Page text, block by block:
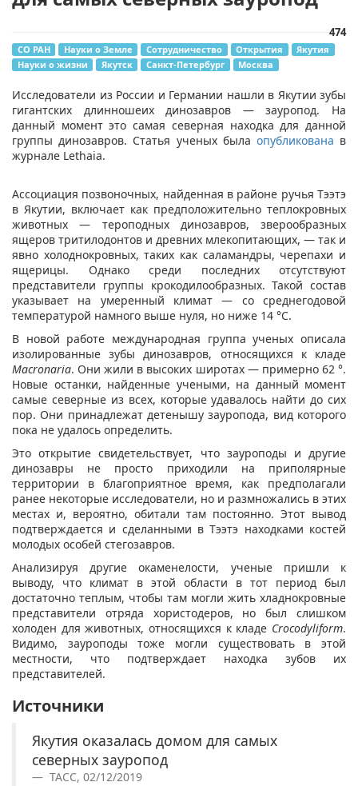
474
СО РАН Науки о Земле Сотрудничество Открытия
Якутия
Науки о жизни
Якутск Санкт-Петербург Москва
​Исследователи из России и Германии нашли в Якутии зубы
гигантских длинношеих динозавров — зауропод. На
данный момент это самая северная находка для данной
группы динозавров. Статья ученых была опубликована в
журнале Lethaia.
Ассоциация позвоночных, найденная в районе ручья Тээтэ
в Якутии, включает как предположительно теплокровных
животных — тероподных динозавров, зверообразных
ящеров тритилодонтов и древних млекопитающих, — так и
явно холоднокровных, таких как саламандры, черепахи и
ящерицы. Однако среди последних отсутствуют
представители группы крокодилообразных. Такой состав
указывает на умеренный климат — со среднегодовой
температурой намного выше нуля, но ниже 14 °C.
В новой работе международная группа ученых описала
изолированные зубы динозавров, относящихся к кладе
Macronaria. Они жили в высоких широтах — примерно 62 °.
Новые останки, найденные учеными, на данный момент
самые северные из всех, которые удавалось найти до сих
пор. Они принадлежат детенышу зауропода, вид которого
пока не удалось определить.
Это открытие свидетельствует, что зауроподы и другие
динозавры не просто приходили на приполярные
территории в благоприятное время, как предполагали
ранее некоторые исследователи, но и размножались в этих
местах и, вероятно, обитали там постоянно. Этот вывод
подтверждается и сделанными в Тээтэ находками костей
молодых особей стегозавров.
Анализируя другие окаменелости, ученые пришли к
выводу, что климат в этой области в тот период был
достаточно теплым, чтобы там могли жить хладнокровные
представители отряда хористодеров, но был слишком
холоден для животных, относящихся к кладе Crocodyliform.
Видимо, зауроподы тоже могли существовать в этой
местности, что подтверждает находка зубов их
представителей.
Источники
Якутия оказалась домом для самых
северных зауропод
ТАСС, 02/12/2019